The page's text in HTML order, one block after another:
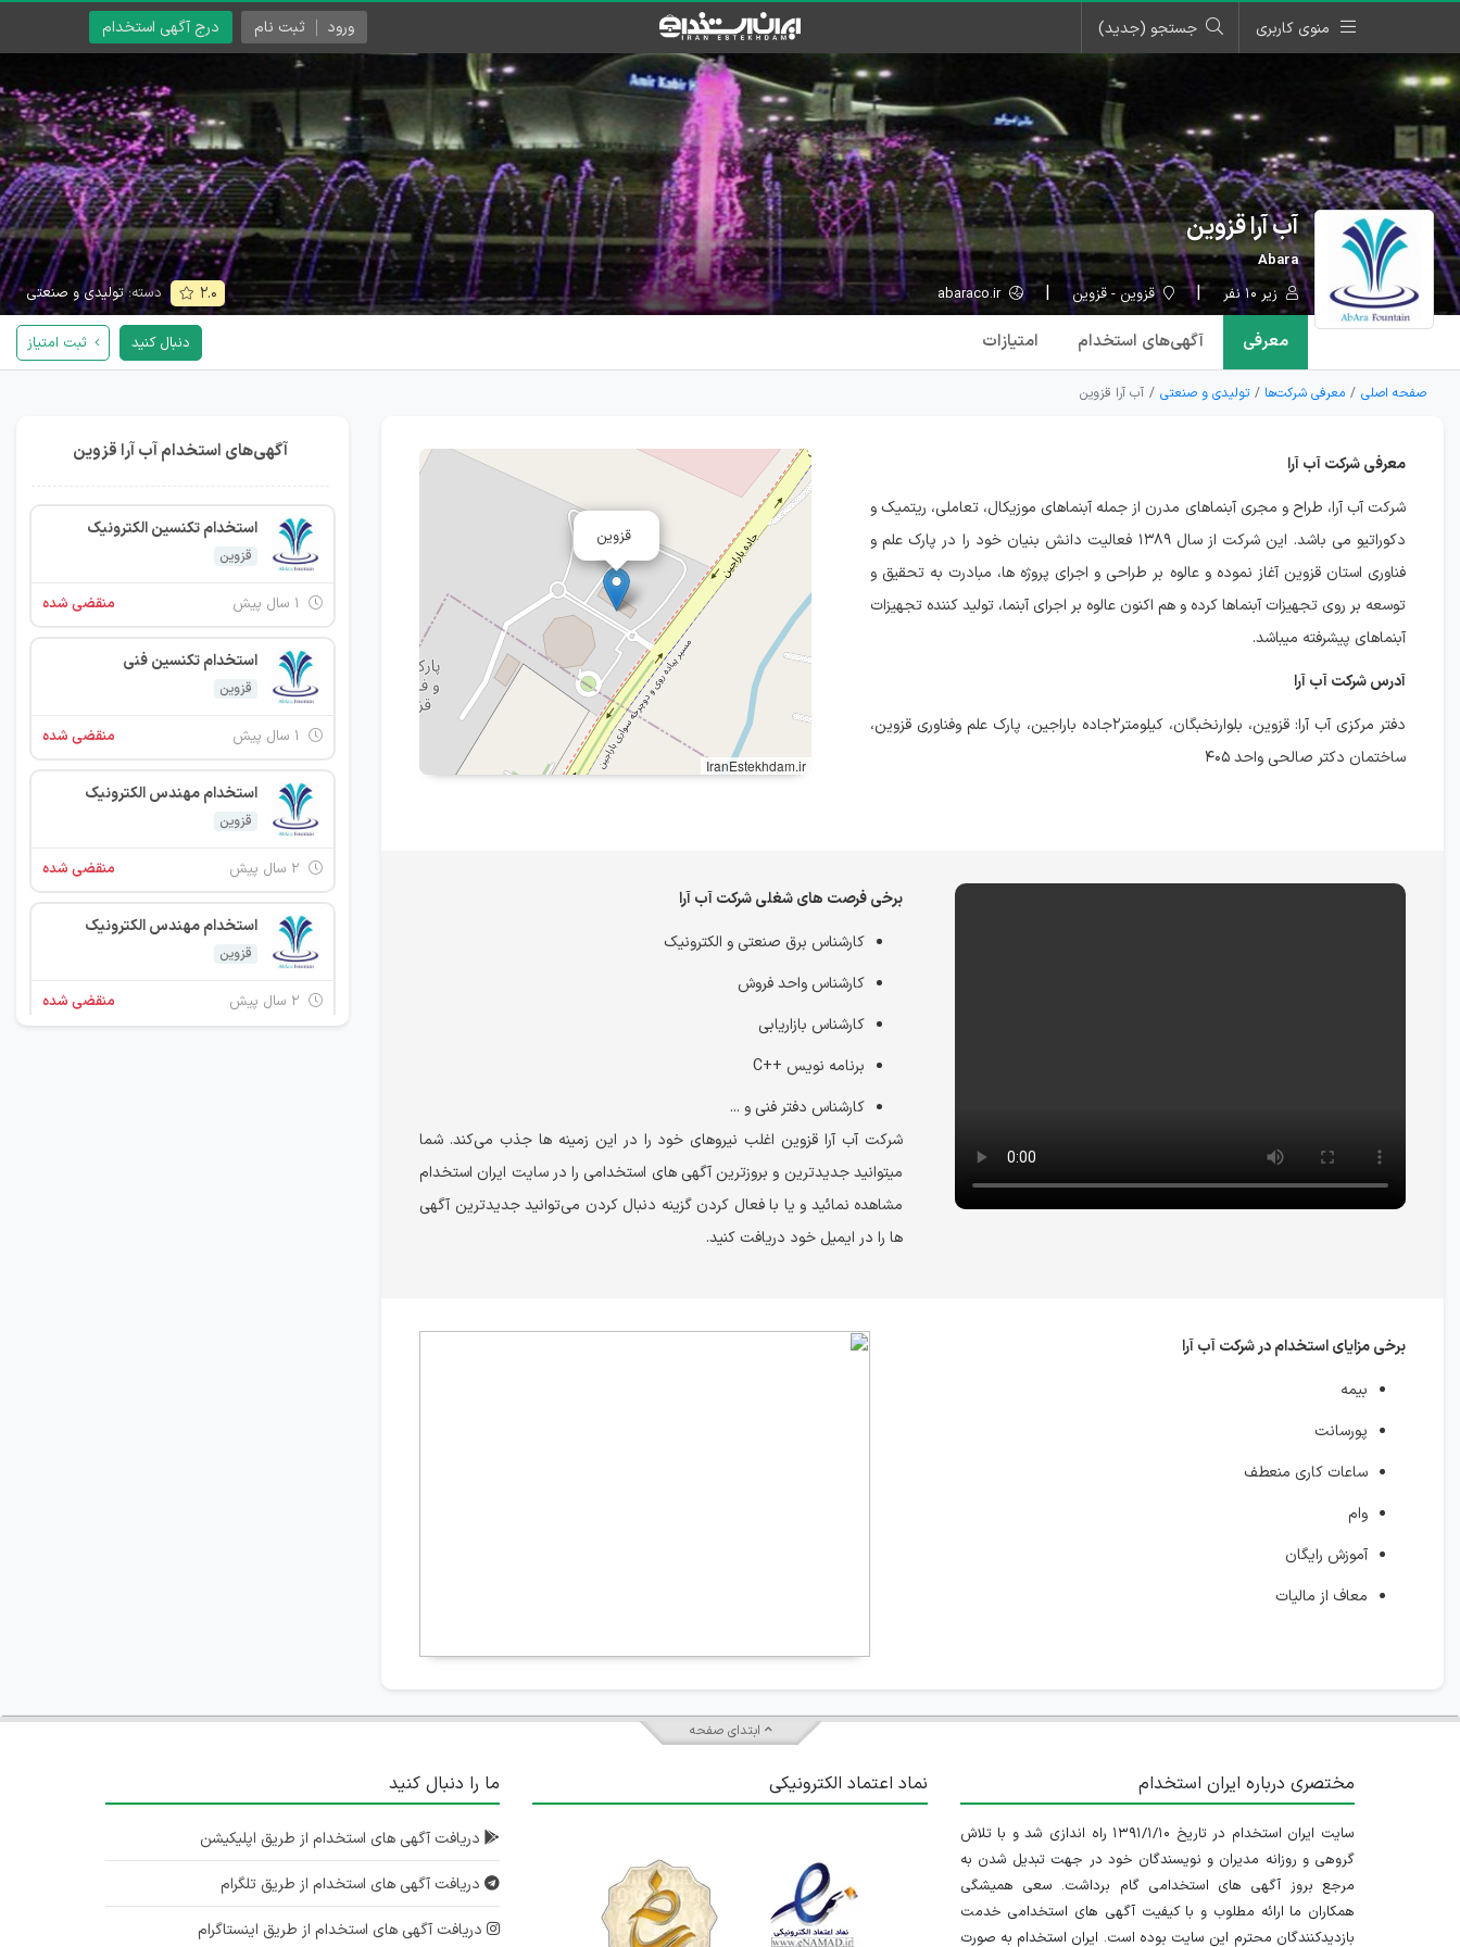
منوی کاربری جستجو (جدید) درج آگهی استخدام ورود ثبت نام
آب آرا قزوین
Abara
زیر ۱۰ نفر
قزوین - قزوین abaraco.ir ۲.۰ دسته:تولیدی و صنعتی
معرفی آگهی‌های استخدام امتیازات دنبال کنید ثبت امتیاز
صفحه اصلی معرفی شرکت‌ها تولیدی و صنعتی آب آرا قزوین
معرفی شرکت آب آرا
شرکت آب آرا، طراح و مجری آبنماهای مدرن از جمله آبنماهای موزیکال، تعاملی، ریتمیک و
دکوراتیو می باشد. این شرکت از سال ۱۳۸۹ فعالیت دانش بنیان خود را در پارک علم و
فناوری استان قزوین آغاز نموده و عالوه بر طراحی و اجرای پروژه ها، مبادرت به تحقیق و
توسعه بر روی تجهیزات آبنماها کرده و هم اکنون عالوه بر اجرای آبنما، تولید کننده تجهیزات
آبنماهای پیشرفته میباشد.
آدرس شرکت آب آرا
دفتر مرکزی آب آرا: قزوین، بلوارنخبگان، کیلومتر۲جاده باراجین، پارک علم وفناوری قزوین،
ساختمان دکتر صالحی واحد ۴۰۵
قزوین
IranEstekhdam.ir
برخی فرصت های شغلی شرکت آب آرا
کارشناس برق صنعتی و الکترونیک
کارشناس واحد فروش
کارشناس بازاریابی
برنامه نویس ++C
کارشناس دفتر فنی و ...
شرکت آب آرا قزوین اغلب نیروهای خود را در این زمینه ها جذب می‌کند. شما
می‎توانید جدیدترین و بروزترین آگهی های استخدامی را در سایت ایران استخدام
مشاهده نمائید و یا با فعال کردن گزینه دنبال کردن می‌توانید جدیدترین آگهی
ها را در ایمیل خود دریافت کنید.
برخی مزایای استخدام در شرکت آب آرا
بیمه
پورسانت
ساعات کاری منعطف
وام
آموزش رایگان
معاف از مالیات
آگهی‌های استخدام آب آرا قزوین
استخدام تکنسین الکترونیک
قزوین
منقضی شده
استخدام تکنسین فنی
قزوین
منقضی شده
استخدام مهندس الکترونیک
قزوین
منقضی شده
استخدام مهندس الکترونیک
قزوین
منقضی شده
استخدام کارشناس بازاریابی شرکت آب آرا
۶ سال پیش منقضی شده
ابتدای صفحه
مختصری درباره ایران استخدام
سایت ایران استخدام در تاریخ ۱۳۹۱/۱/۱۰ راه اندازی شد و با تلاش
گروهی و روزانه مدیران و نویسندگان خود در جهت تبدیل شدن به
مرجع بروز آگهی های استخدامی گام برداشت. سعی همیشگی
همکاران ما ارائه مطلوب و با کیفیت آگهی های استخدامی خدمت
بازدیدکنندگان محترم این سایت بوده است. ایران استخدام به صورت
نماد اعتماد الکترونیکی ما را دنبال کنید
دریافت آگهی های استخدام از طریق اپلیکیشن
دریافت آگهی های استخدام از طریق تلگرام
دریافت آگهی های استخدام از طریق اینستاگرام